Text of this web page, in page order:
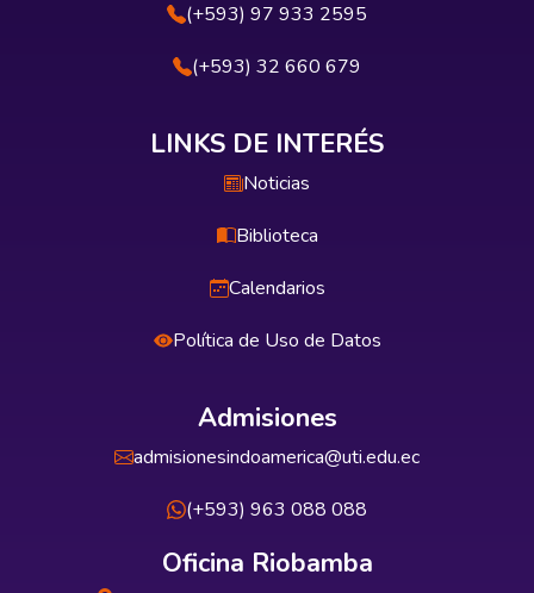
(+593) 97 933 2595
(+593) 32 660 679
LINKS DE INTERÉS
Noticias
Biblioteca
Calendarios
Política de Uso de Datos
Admisiones
admisionesindoamerica@uti.edu.ec
(+593) 963 088 088
Oficina Riobamba